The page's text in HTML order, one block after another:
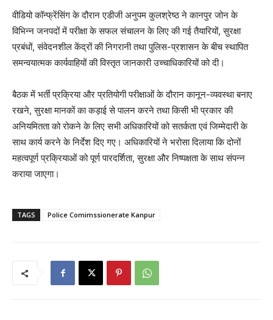
वीडियो कॉन्फ्रेंसिंग के दौरान एडीजी अनुपम कुलश्रेष्ठ ने कानपुर जोन के
विभिन्न जनपदों में परीक्षा के सफल संचालन के लिए की गई तैयारियों, सुरक्षा
प्रबंधों, संवेदनशील केंद्रों की निगरानी तथा पुलिस-प्रशासन के बीच स्थापित
समन्वयात्मक कार्यवाहियों की विस्तृत जानकारी उच्चाधिकारियों को दी।
बैठक में भर्ती प्रक्रिया और प्रतियोगी परीक्षाओं के दौरान कानून-व्यवस्था बनाए
रखने, सुरक्षा मानकों का कड़ाई से पालन करने तथा किसी भी प्रकार की
अनियमितता को रोकने के लिए सभी अधिकारियों को सतर्कता एवं जिम्मेदारी के
साथ कार्य करने के निर्देश दिए गए। अधिकारियों ने भरोसा दिलाया कि दोनों
महत्वपूर्ण प्रक्रियाओं को पूर्ण पारदर्शिता, सुरक्षा और निष्पक्षता के साथ संपन्न
कराया जाएगा।
TAGS Police Comimssionerate Kanpur